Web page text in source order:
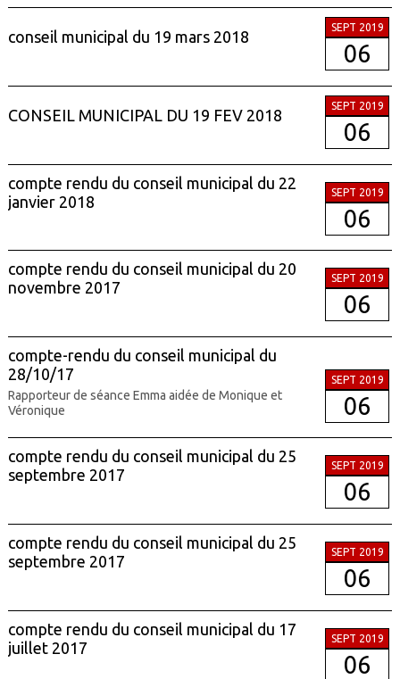
conseil municipal du 19 mars 2018
SEPT 2019
06
CONSEIL MUNICIPAL DU 19 FEV 2018
SEPT 2019
06
compte rendu du conseil municipal du 22
janvier 2018
SEPT 2019
06
compte rendu du conseil municipal du 20
novembre 2017
SEPT 2019
06
compte-rendu du conseil municipal du
28/10/17
Rapporteur de séance Emma aidée de Monique et
Véronique
SEPT 2019
06
compte rendu du conseil municipal du 25
septembre 2017
SEPT 2019
06
compte rendu du conseil municipal du 25
septembre 2017
SEPT 2019
06
compte rendu du conseil municipal du 17
juillet 2017
SEPT 2019
06